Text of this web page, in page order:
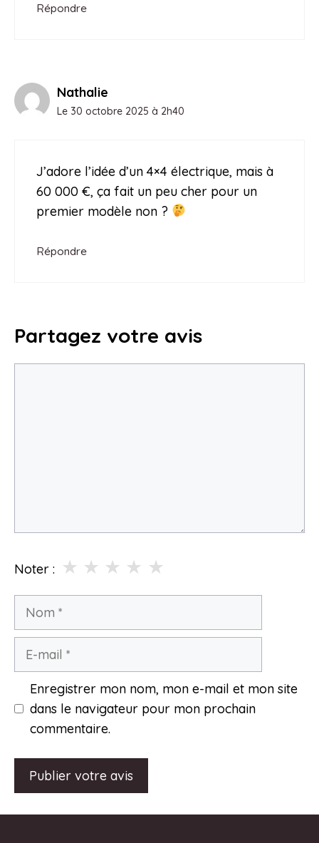
Répondre
Nathalie
Le 30 octobre 2025 à 2h40
J’adore l’idée d’un 4×4 électrique, mais à
60 000 €, ça fait un peu cher pour un
premier modèle non ?
Répondre
Partagez votre avis
Noter : ★
★
★
★
★
Nom
Enregistrer mon nom, mon e-mail et mon site
dans le navigateur pour mon prochain
commentaire.